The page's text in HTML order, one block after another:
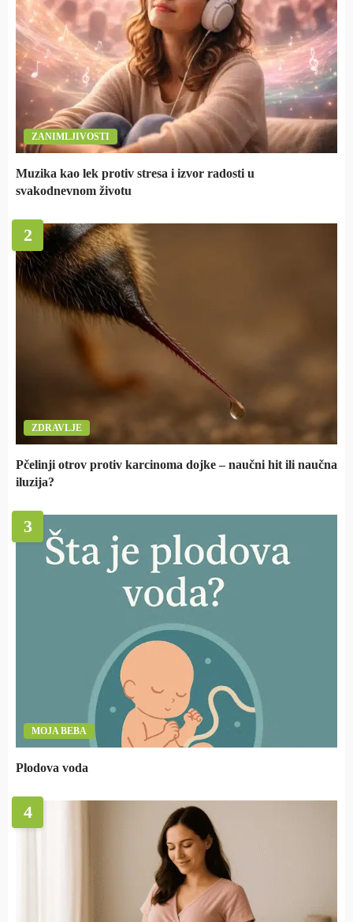
ZANIMLJIVOSTI
Muzika kao lek protiv stresa i izvor radosti u
svakodnevnom životu
2
ZDRAVLJE
Pčelinji otrov protiv karcinoma dojke – naučni hit ili naučna
iluzija?
3
MOJA BEBA
Plodova voda
4